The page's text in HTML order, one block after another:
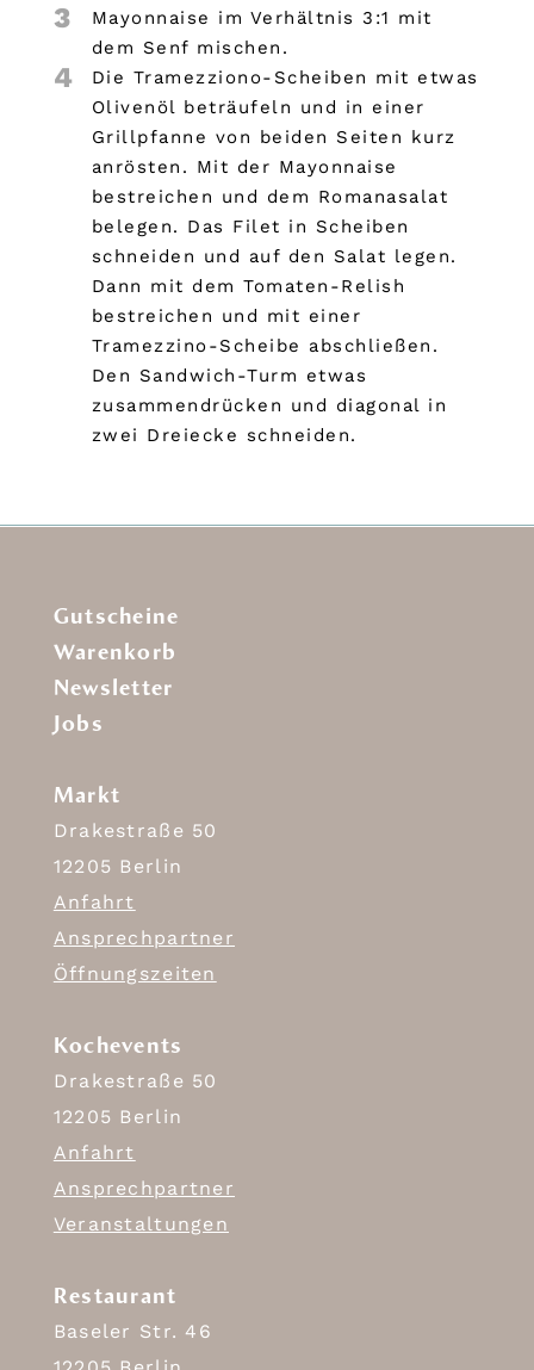
3
Mayonnaise im Verhältnis 3:1 mit
dem Senf mischen.
4
Die Tramezziono-Scheiben mit etwas
Olivenöl beträufeln und in einer
Grillpfanne von beiden Seiten kurz
anrösten. Mit der Mayonnaise
bestreichen und dem Romanasalat
belegen. Das Filet in Scheiben
schneiden und auf den Salat legen.
Dann mit dem Tomaten-Relish
bestreichen und mit einer
Tramezzino-Scheibe abschließen.
Den Sandwich-Turm etwas
zusammendrücken und diagonal in
zwei Dreiecke schneiden.
Gutscheine
Warenkorb
Newsletter
Jobs
Markt
Drakestraße 50
12205 Berlin
Anfahrt
Ansprechpartner
Öffnungszeiten
Kochevents
Drakestraße 50
12205 Berlin
Anfahrt
Ansprechpartner
Veranstaltungen
Restaurant
Baseler Str. 46